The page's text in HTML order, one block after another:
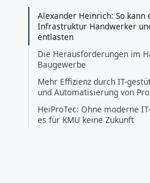
Alexander Heinrich: So kann
Infrastruktur Handwerker
entlasten
Die Herausforderungen im
Baugewerbe
Mehr Effizienz durch IT-
und Automatisierung von
HeiProTec: Ohne moderne
es für KMU keine Zukunft